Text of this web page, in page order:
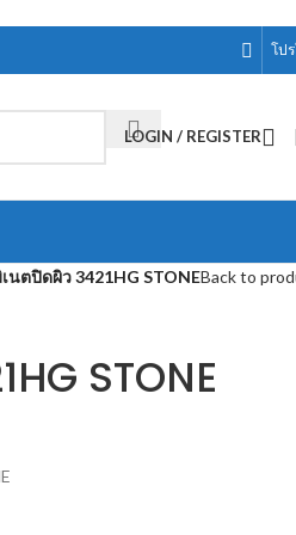
โป
LOGIN / REGISTER
นตปิดผิว 3421HG STONEBack to
STONE